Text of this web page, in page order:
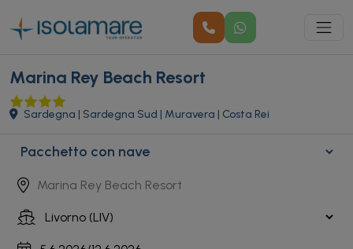
Marina Rey Beach Resort
Sardegna | Sardegna Sud | Muravera | Costa Rei